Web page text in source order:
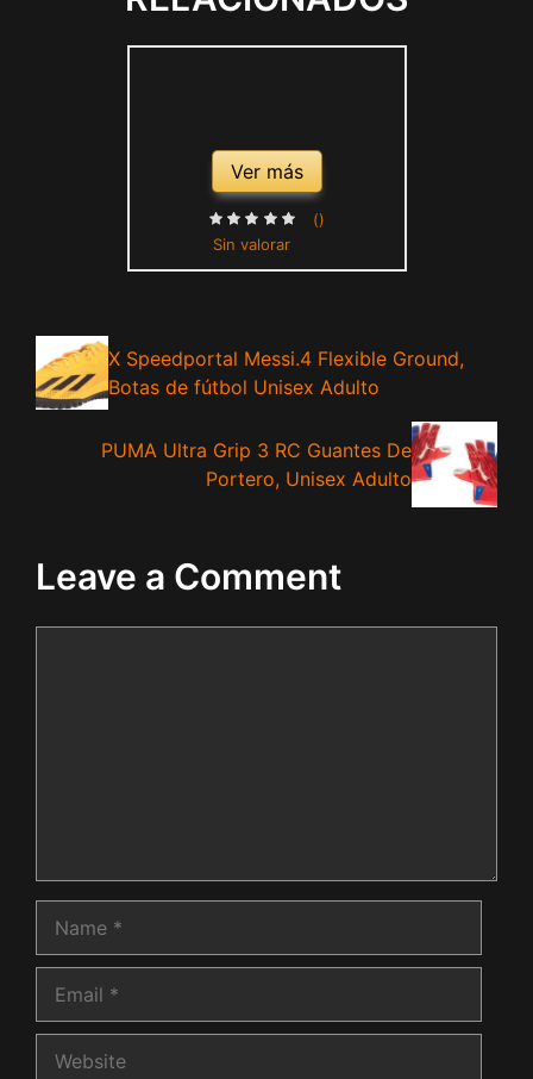
Ver más
Sin valorar
()
X Speedportal Messi.4 Flexible Ground,
Botas de fútbol Unisex Adulto
PUMA Ultra Grip 3 RC Guantes De
Portero, Unisex Adulto
Leave a Comment